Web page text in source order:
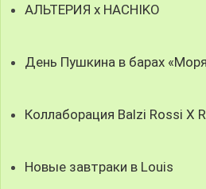
АЛЬТЕРИЯ х HACHIKO
День Пушкина в барах
Коллаборация Balzi Rossi X
Новые завтраки в Louis